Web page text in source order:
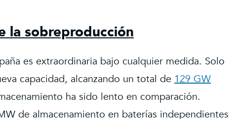
la sobreproducción
es extraordinaria bajo cualquier medida. Solo
capacidad, alcanzando un total de 129 GW
ha sido lento en comparación.
de almacenamiento en baterías independientes